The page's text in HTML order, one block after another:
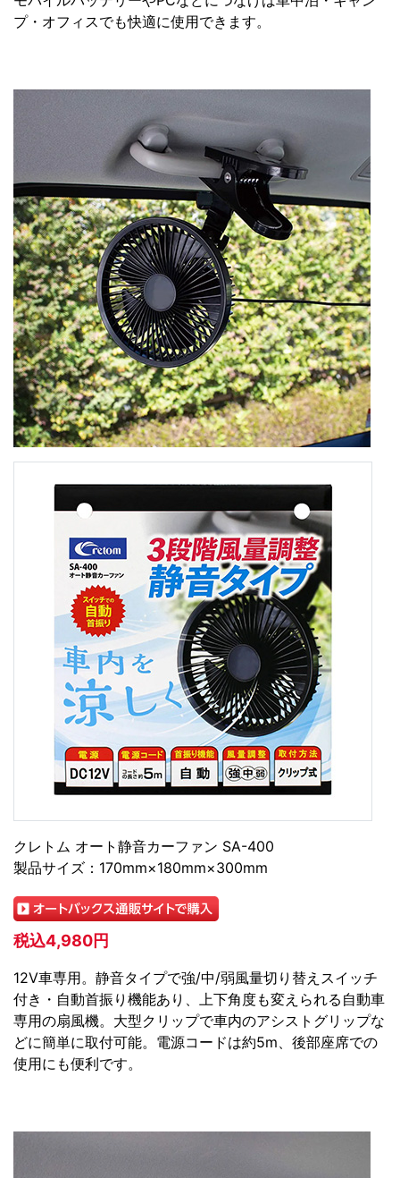
プ・オフィスでも快適に使用できます。
クレトム オート静音カーファン SA-400
製品サイズ：170mm×180mm×300mm
税込4,980円
12V車専用。静音タイプで強/中/弱風量切り替えスイッチ
付き・自動首振り機能あり、上下角度も変えられる自動車
専用の扇風機。大型クリップで車内のアシストグリップな
どに簡単に取付可能。電源コードは約5m、後部座席での
使用にも便利です。